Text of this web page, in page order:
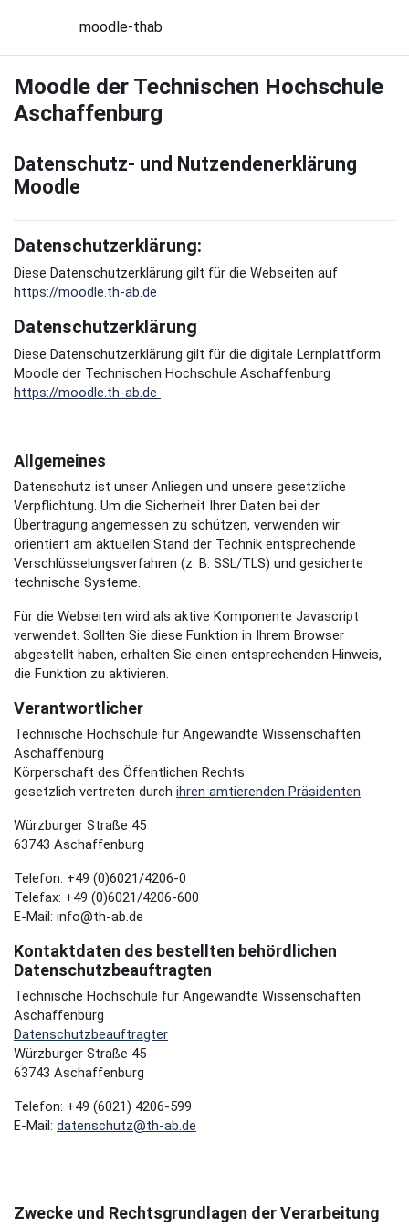
moodle-thab
Moodle der Technischen Hochschule
Aschaffenburg
Datenschutz- und Nutzendenerklärung
Moodle
Datenschutzerklärung:
Diese Datenschutzerklärung gilt für die Webseiten auf
https://moodle.th-ab.de
Datenschutzerklärung
Diese Datenschutzerklärung gilt für die digitale Lernplattform
Moodle der Technischen Hochschule Aschaffenburg
https://moodle.th-ab.de
Allgemeines
Datenschutz ist unser Anliegen und unsere gesetzliche
Verpflichtung. Um die Sicherheit Ihrer Daten bei der
Übertragung angemessen zu schützen, verwenden wir
orientiert am aktuellen Stand der Technik entsprechende
Verschlüsselungsverfahren (z. B. SSL/TLS) und gesicherte
technische Systeme.
Für die Webseiten wird als aktive Komponente Javascript
verwendet. Sollten Sie diese Funktion in Ihrem Browser
abgestellt haben, erhalten Sie einen entsprechenden Hinweis,
die Funktion zu aktivieren.
Verantwortlicher
Technische Hochschule für Angewandte Wissenschaften
Aschaffenburg
Körperschaft des Öffentlichen Rechts
gesetzlich vertreten durch ihren amtierenden Präsidenten
Würzburger Straße 45
63743 Aschaffenburg
Telefon: +49 (0)6021/4206-0
Telefax: +49 (0)6021/4206-600
E-Mail: info@th-ab.de
Kontaktdaten des bestellten behördlichen
Datenschutzbeauftragten
Technische Hochschule für Angewandte Wissenschaften
Aschaffenburg
Datenschutzbeauftragter
Würzburger Straße 45
63743 Aschaffenburg
Telefon: +49 (6021) 4206-599
E-Mail: datenschutz@th-ab.de
Zwecke und Rechtsgrundlagen der Verarbeitung